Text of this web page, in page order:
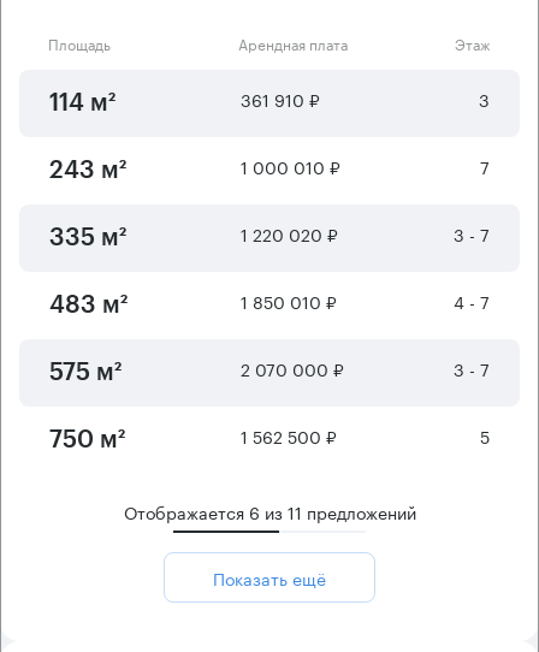
Площадь Арендная плата Этаж
114 м² 361 910 ₽ 3
243 м² 1 000 010 ₽ 7
335 м² 1 220 020 ₽ 3 - 7
483 м² 1 850 010 ₽ 4 - 7
575 м² 2 070 000 ₽ 3 - 7
750 м² 1 562 500 ₽ 5
Отображается 6 из11 предложений
Показать ещё